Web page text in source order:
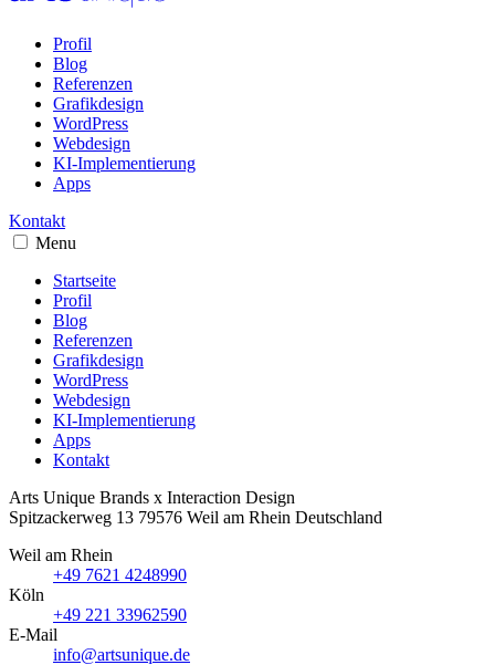
Profil
Blog
Referenzen
Grafikdesign
WordPress
Webdesign
KI-Implementierung
Apps
Kontakt
Menu
Startseite
Profil
Blog
Referenzen
Grafikdesign
WordPress
Webdesign
KI-Implementierung
Apps
Kontakt
Arts Unique Brands x Interaction Design
Spitzackerweg 13 79576 Weil am Rhein Deutschland
Weil am Rhein
+49 7621 4248990
Köln
+49 221 33962590
E-Mail
info@artsunique.de